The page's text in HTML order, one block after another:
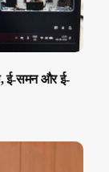
ई-समन और ई-